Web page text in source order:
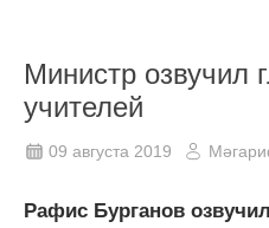
Министр озвучил
учителей
09 августа 2019
Рафис Бурганов